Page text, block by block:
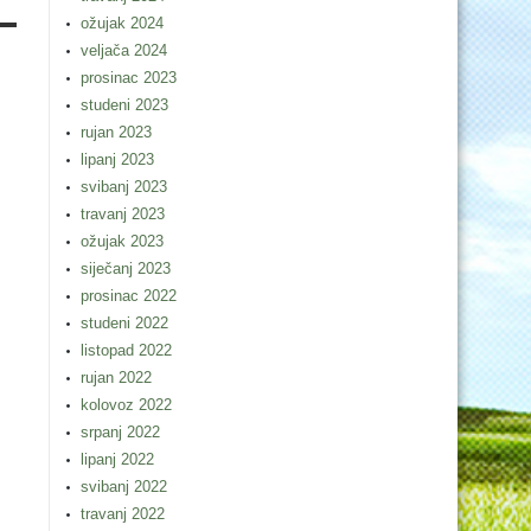
ožujak 2024
veljača 2024
prosinac 2023
studeni 2023
rujan 2023
lipanj 2023
svibanj 2023
travanj 2023
ožujak 2023
siječanj 2023
prosinac 2022
studeni 2022
listopad 2022
rujan 2022
kolovoz 2022
srpanj 2022
lipanj 2022
svibanj 2022
travanj 2022